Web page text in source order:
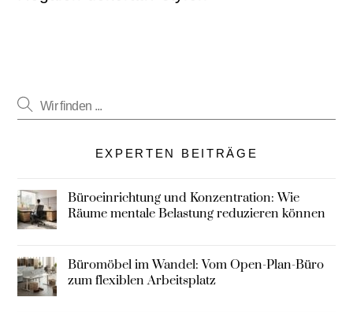
EXPERTEN BEITRÄGE
Büroeinrichtung und Konzentration: Wie
Räume mentale Belastung reduzieren können
Büromöbel im Wandel: Vom Open-Plan-Büro
zum flexiblen Arbeitsplatz